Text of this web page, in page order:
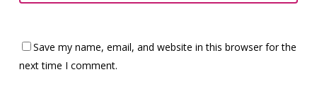
Save my name, email, and website in this browser for the
next time I comment.